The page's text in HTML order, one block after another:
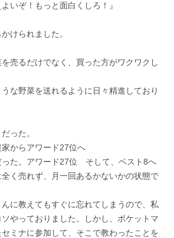
いぞ！もっと面白くしろ！』
けられました。
売るだけでなく、買った方がワクワクし
な野菜を送れるように日々精進しており
った。
からアワード27位へ
った。アワード27位　そして、ベスト8へ
く売れず、月一回あるかないかの状態で
に教えてもすぐに忘れてしまうので、私
やっておりました。しかし、ポケットマ
ミナに参加して、そこで教わったことを